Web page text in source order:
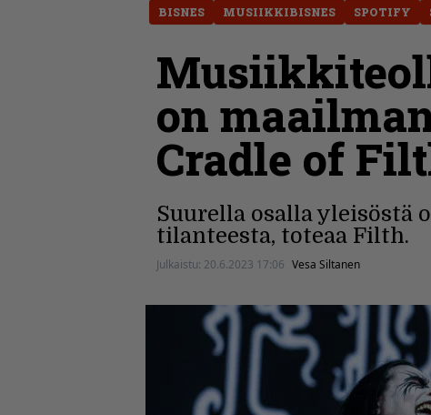
BISNES MUSIIKKIBISNES SPOTIFY
on
Cradle of
Suurella osalla
tilanteesta, toteaa Filth.
Julkaistu: 20.6.2023 17:06 Vesa Siltanen